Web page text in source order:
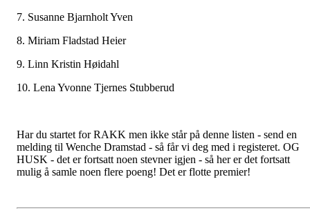
7. Susanne Bjarnholt Yven
8. Miriam Fladstad Heier
9. Linn Kristin Høidahl
10. Lena Yvonne Tjernes Stubberud
Har du startet for RAKK men ikke står på denne listen - send en
melding til Wenche Dramstad - så får vi deg med i registeret. OG
HUSK - det er fortsatt noen stevner igjen - så her er det fortsatt
mulig å samle noen flere poeng! Det er flotte premier!